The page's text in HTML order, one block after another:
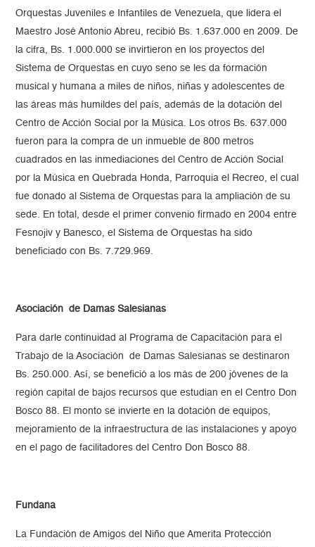
Orquestas Juveniles e Infantiles de Venezuela, que lidera el
Maestro José Antonio Abreu, recibió Bs. 1.637.000 en 2009. De
la cifra, Bs. 1.000.000 se invirtieron en los proyectos del
Sistema de Orquestas en cuyo seno se les da formación
musical y humana a miles de niños, niñas y adolescentes de
las áreas más humildes del país, además de la dotación del
Centro de Acción Social por la Música. Los otros Bs. 637.000
fueron para la compra de un inmueble de 800 metros
cuadrados en las inmediaciones del Centro de Acción Social
por la Música en Quebrada Honda, Parroquia el Recreo, el cual
fue donado al Sistema de Orquestas para la ampliación de su
sede. En total, desde el primer convenio firmado en 2004 entre
Fesnojiv y Banesco, el Sistema de Orquestas ha sido
beneficiado con Bs. 7.729.969.
Asociación de Damas Salesianas
Para darle continuidad al Programa de Capacitación para el
Trabajo de la Asociación de Damas Salesianas se destinaron
Bs. 250.000. Así, se benefició a los más de 200 jóvenes de la
región capital de bajos recursos que estudian en el Centro Don
Bosco 88. El monto se invierte en la dotación de equipos,
mejoramiento de la infraestructura de las instalaciones y apoyo
en el pago de facilitadores del Centro Don Bosco 88.
Fundana
La Fundación de Amigos del Niño que Amerita Protección